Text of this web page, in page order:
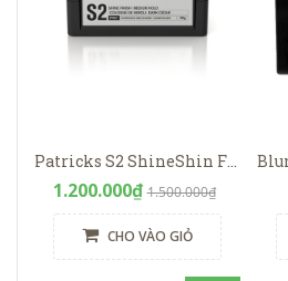
Patricks S2 ShineShin Finish | Medium Hold
1.200.000₫ 1.500.000₫
CHO VÀO GIỎ